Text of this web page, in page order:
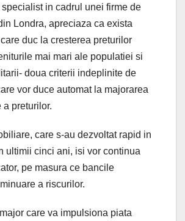
specialist in cadrul unei firme de
Londra, apreciaza ca exista
duc la cresterea preturilor
mai mari ale populatiei si
doua criterii indeplinite de
vor duce automat la majorarea
a preturilor.
care s-au dezvoltat rapid in
ultimii cinci ani, isi vor continua
pe masura ce bancile
a riscurilor.
care va impulsiona piata